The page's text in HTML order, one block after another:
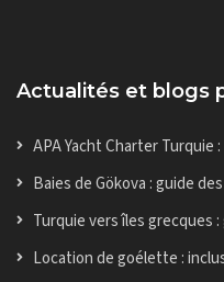
Actualités et blogs
APA Yacht Charter
Baies de Gökova : guide
Turquie vers îles grecques
Location de goélette :